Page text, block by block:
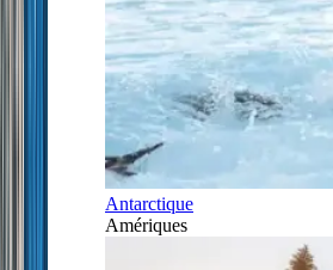
Antarctique
Amériques